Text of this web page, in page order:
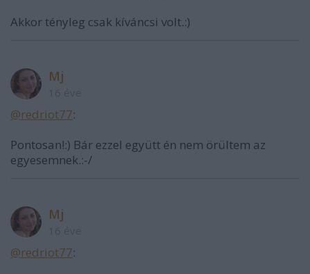
Akkor tényleg csak kíváncsi volt.:)
Mj
@redriot77:
Pontosan!:) Bár ezzel együtt én nem örültem az
egyesemnek.:-/
Mj
@redriot77: